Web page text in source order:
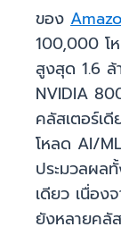
ของ
100,000 โ
สูงสุด 1.6
NVIDIA
คลัสเตอร์เ
โหลด AI/
ประมวลผล
เดียว เนื่อง
ยังหลายคลั